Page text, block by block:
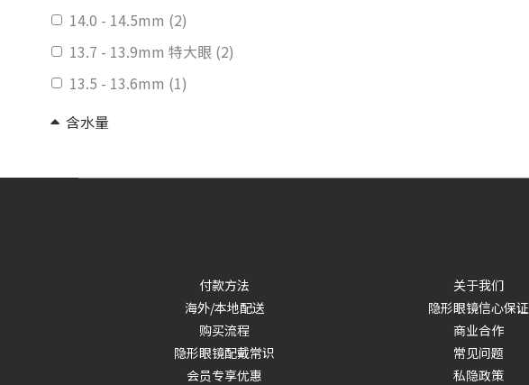
14.0 - 14.5mm (2)
13.7 - 13.9mm 特大眼 (2)
13.5 - 13.6mm (1)
含水量
付款方法
海外/本地配送
购买流程
隐形眼镜配戴常识
会员专享优惠
关于我们
隐形眼镜信心保证
商业合作
常见问题
私隐政策